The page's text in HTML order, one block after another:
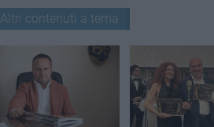
Altri contenuti a tema